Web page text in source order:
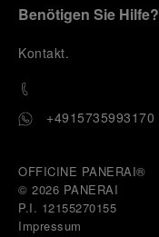
Benötigen Sie Hilfe?
Kontakt.
+4915735993170
OFFICINE PANERAI®
© 2026 PANERAI
P.I. 12155270155
Impressum